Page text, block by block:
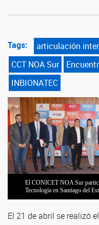
Tags: articulación
CCT NOA Sur
INBIONATEC
El CONICET NOA Sur
Tecnología en Santiago del
Rocio Cantero Vicedirectora
Claudio Borsarelli Director
El 21 de abril se realizó